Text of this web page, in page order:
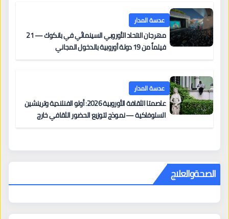
عدسة المدار
مهرجان الاتحاد الأوروبي السينمائي في بانكوك — 21
فيلماً من 19 دولة أوروبية بالدخول المجاني
عدسة المدار
عاصمتا الثقافة الأوروبية 2026: أولو الفنلندية وترينشين
السلوفاكية — نموذج لتوزيع الحضور الثقافي خارج
الصحةوالعلاج